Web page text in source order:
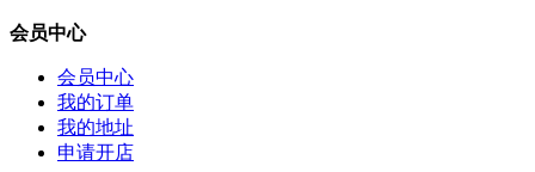
会员中心
会员中心
我的订单
我的地址
申请开店